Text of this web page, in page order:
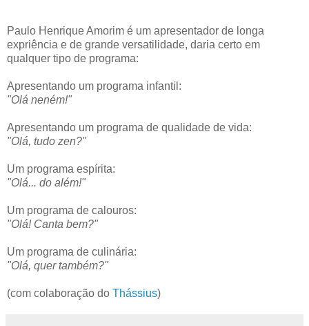
Paulo Henrique Amorim é um apresentador de longa
expriência e de grande versatilidade, daria certo em
qualquer tipo de programa:
Apresentando um programa infantil:
"Olá neném!"
Apresentando um programa de qualidade de vida:
"Olá, tudo zen?"
Um programa espírita:
"Olá... do além!"
Um programa de calouros:
"Olá! Canta bem?"
Um programa de culinária:
"Olá, quer também?"
(com colaboração do Thássius)